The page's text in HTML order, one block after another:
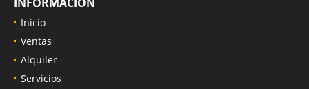
Inicio
Ventas
Alquiler
Servicios